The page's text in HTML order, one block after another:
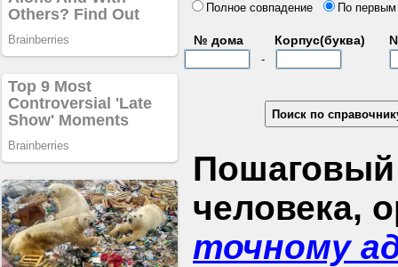
Полное совпадение
По
№ дома Корпус(буква)
-
Пошаговый
человека,
точному